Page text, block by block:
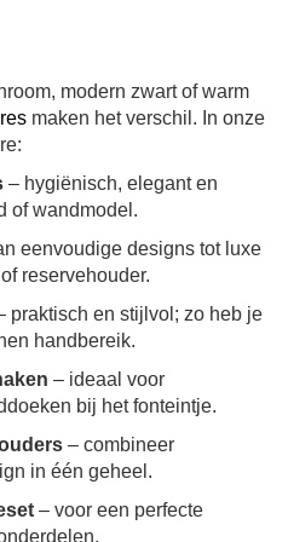
modern zwart of warm
maken het verschil. In onze
– hygiënisch, elegant en
of wandmodel.
eenvoudige designs tot luxe
reservehouder.
praktisch en stijlvol; zo heb je
handbereik.
– ideaal voor
bij het fonteintje.
– combineer
in één geheel.
– voor een perfecte